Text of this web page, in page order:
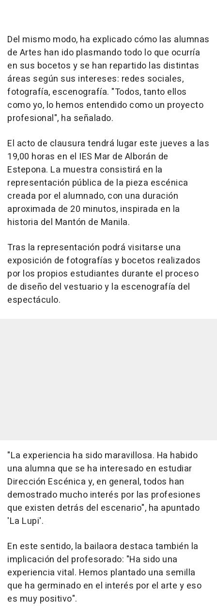
Del mismo modo, ha explicado cómo las alumnas
de Artes han ido plasmando todo lo que ocurría
en sus bocetos y se han repartido las distintas
áreas según sus intereses: redes sociales,
fotografía, escenografía. "Todos, tanto ellos
como yo, lo hemos entendido como un proyecto
profesional", ha señalado.
El acto de clausura tendrá lugar este jueves a las
19,00 horas en el IES Mar de Alborán de
Estepona. La muestra consistirá en la
representación pública de la pieza escénica
creada por el alumnado, con una duración
aproximada de 20 minutos, inspirada en la
historia del Mantón de Manila.
Tras la representación podrá visitarse una
exposición de fotografías y bocetos realizados
por los propios estudiantes durante el proceso
de diseño del vestuario y la escenografía del
espectáculo.
"La experiencia ha sido maravillosa. Ha habido
una alumna que se ha interesado en estudiar
Dirección Escénica y, en general, todos han
demostrado mucho interés por las profesiones
que existen detrás del escenario", ha apuntado
'La Lupi'.
En este sentido, la bailaora destaca también la
implicación del profesorado: "Ha sido una
experiencia vital. Hemos plantado una semilla
que ha germinado en el interés por el arte y eso
es muy positivo".